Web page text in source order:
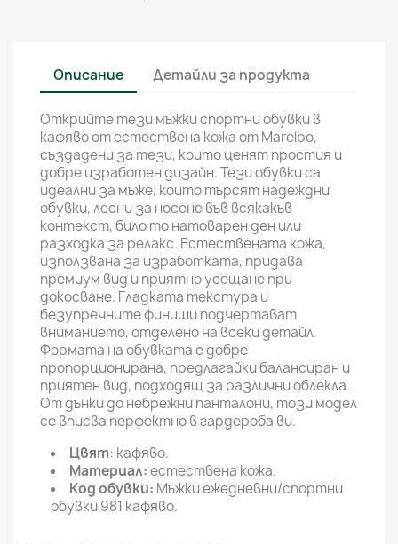
Описание Детайли за продукта
Открийте тези мъжки спортни обувки в
кафяво от естествена кожа от Marelbo,
създадени за тези, които ценят простия и
добре изработен дизайн. Тези обувки са
идеални за мъже, които търсят надеждни
обувки, лесни за носене във всякакъв
контекст, било то натоварен ден или
разходка за релакс. Естествената кожа,
използвана за изработката, придава
премиум вид и приятно усещане при
докосване. Гладката текстура и
безупречните финиши подчертават
вниманието, отделено на всеки детайл.
Формата на обувката е добре
пропорционирана, предлагайки балансиран и
приятен вид, подходящ за различни облекла.
От дънки до небрежни панталони, този модел
се вписва перфектно в гардероба ви.
Цвят: кафяво.
Материал:естествена кожа.
Код обувки: Мъжки ежедневни/спортни
обувки 981 кафяво.